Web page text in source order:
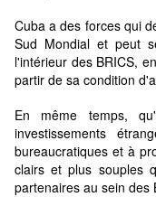
Cuba a des forces qui
Sud Mondial et peut
l'intérieur des BRICS,
partir de sa condition
En même temps,
investissements
bureaucratiques et à
clairs et plus souples
partenaires au sein des